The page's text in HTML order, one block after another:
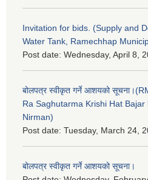
Invitation for bids. (Supply and
Water Tank, Ramechhap
Post date: Wednesday, April 8,
बोलपत्र स्वीकृत गर्ने आशयको
Ra Saghutarma Krishi Hat
Nirman)
Post date: Tuesday, March 24,
बोलपत्र स्वीकृत गर्ने आशयको सूचना।